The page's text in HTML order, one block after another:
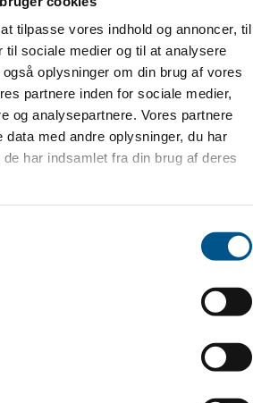
tilpasse vores indhold og annoncer, til
til sociale medier og til at analysere
oplysninger om din brug af vores
partnere inden for sociale medier,
og analysepartnere. Vores partnere
data med andre oplysninger, du har
har indsamlet fra din brug af deres
Efterisolering af
Hotline opdaterer dig
fra praksis, regler, krav – og